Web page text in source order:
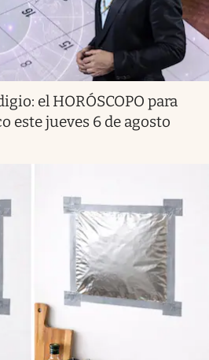
el HORÓSCOPO para
este jueves 6 de agosto